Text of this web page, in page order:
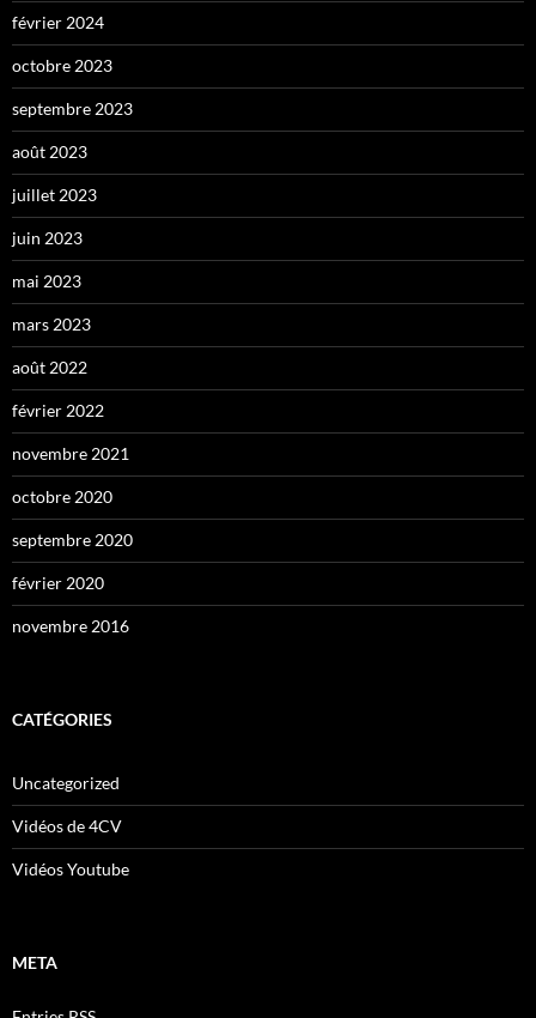
février 2024
octobre 2023
septembre 2023
août 2023
juillet 2023
juin 2023
mai 2023
mars 2023
août 2022
février 2022
novembre 2021
octobre 2020
septembre 2020
février 2020
novembre 2016
CATÉGORIES
Uncategorized
Vidéos de 4CV
Vidéos Youtube
META